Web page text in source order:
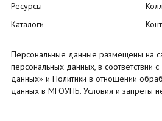
Ресурсы
Каталоги
Персональные данные размещены на
персональных данных, в
данных» и Политики в отношении
данных в МГОУНБ. Условия и запреты